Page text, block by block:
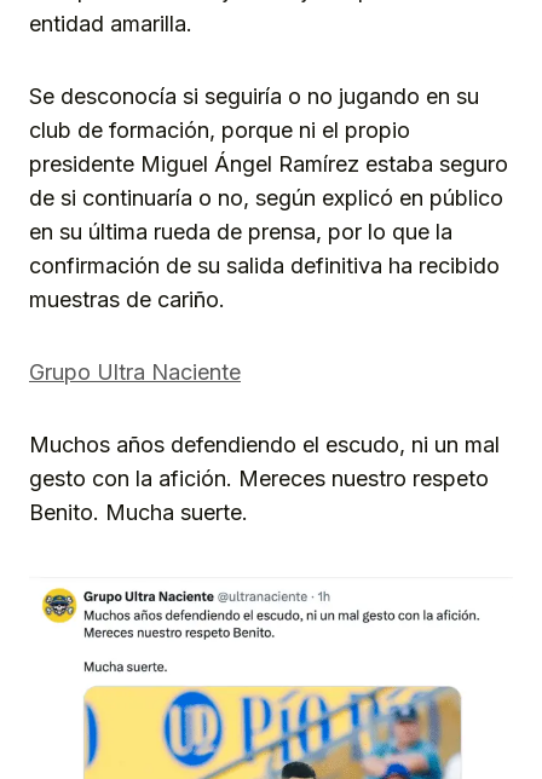
entidad amarilla.
Se desconocía si seguiría o no jugando en su
club de formación, porque ni el propio
presidente Miguel Ángel Ramírez estaba seguro
de si continuaría o no, según explicó en público
en su última rueda de prensa, por lo que la
confirmación de su salida definitiva ha recibido
muestras de cariño.
Grupo Ultra Naciente
Muchos años defendiendo el escudo, ni un mal
gesto con la afición. Mereces nuestro respeto
Benito. Mucha suerte.